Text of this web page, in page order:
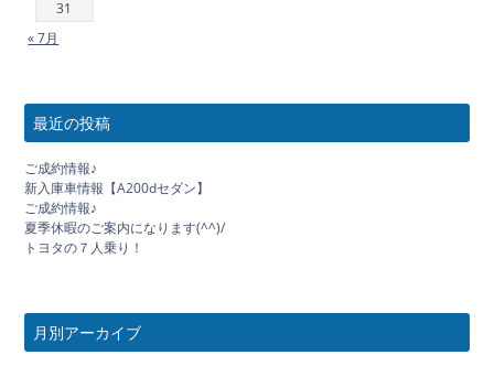
31
« 7月
最近の投稿
ご成約情報♪
新入庫車情報【A200dセダン】
ご成約情報♪
夏季休暇のご案内になります(^^)/
トヨタの７人乗り！
月別アーカイブ